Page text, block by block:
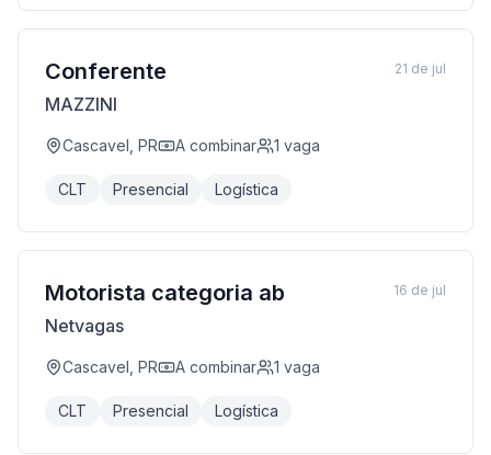
Conferente
MAZZINI
Cascavel, PR A combinar 1 vaga
CLT Presencial Logística
21 de jul
Motorista categoria ab
Netvagas
Cascavel, PR A combinar 1 vaga
CLT Presencial Logística
16 de jul